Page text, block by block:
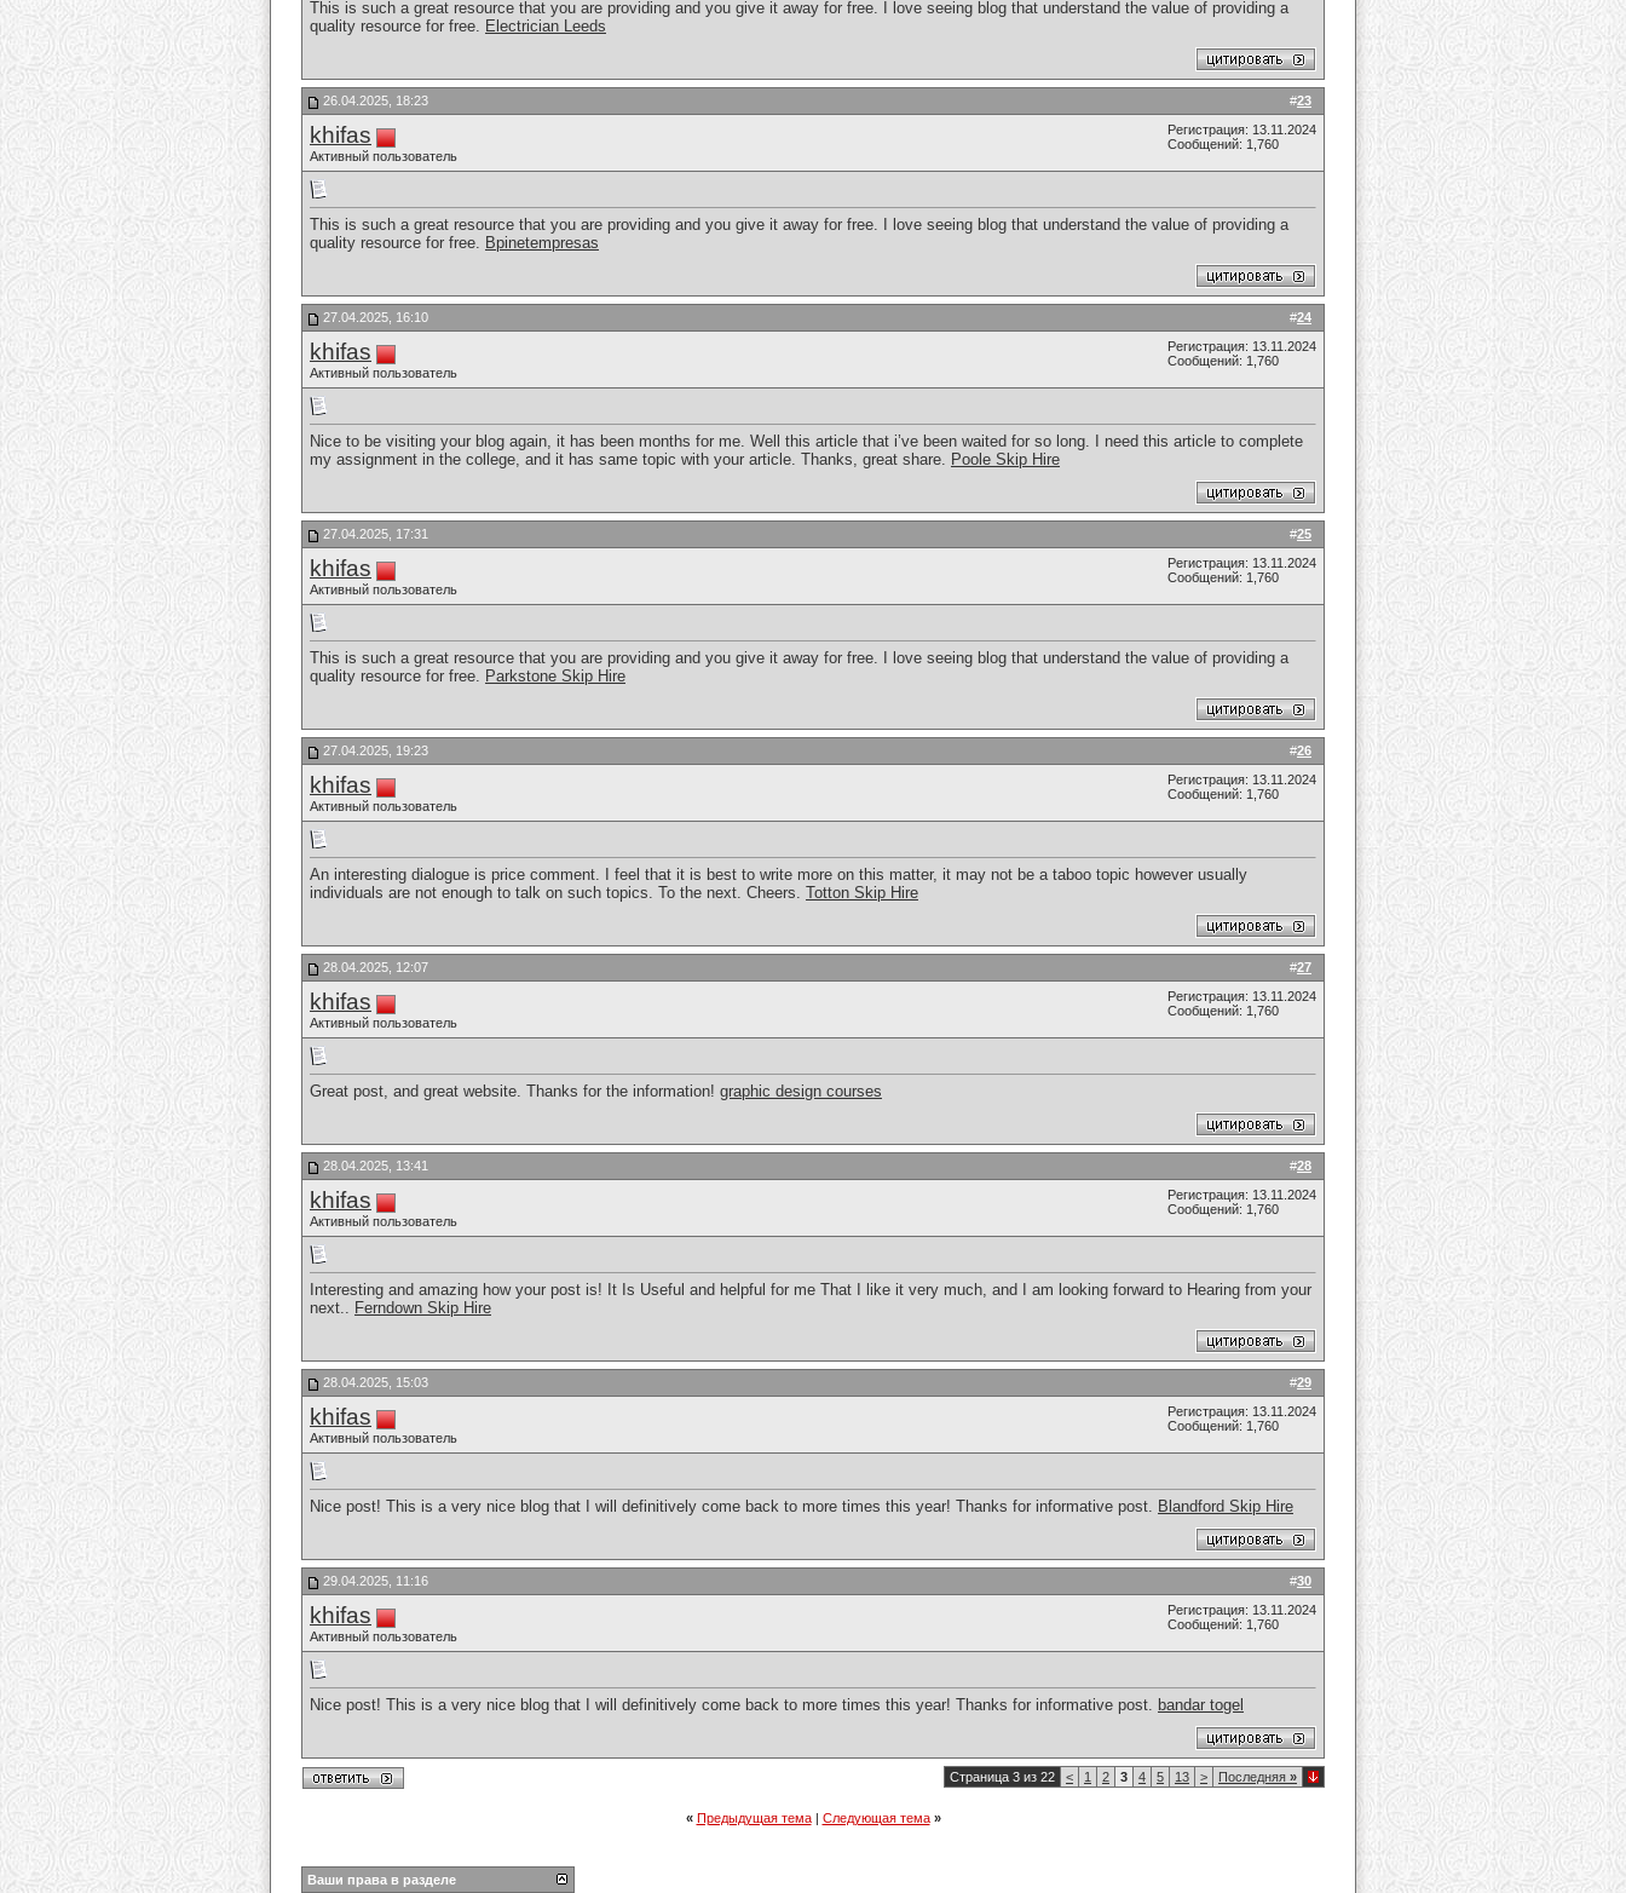
This is such a great resource that you are providing and you give it away for free. I love seeing blog that understand the value of providing a
quality resource for free. Electrician Leeds
#23
26.04.2025, 18:23
khifas
Активный пользователь
Регистрация: 13.11.2024
Сообщений: 1,760
This is such a great resource that you are providing and you give it away for free. I love seeing blog that understand the value of providing a
quality resource for free. Bpinetempresas
#24
27.04.2025, 16:10
khifas
Активный пользователь
Регистрация: 13.11.2024
Сообщений: 1,760
Nice to be visiting your blog again, it has been months for me. Well this article that i’ve been waited for so long. I need this article to complete
my assignment in the college, and it has same topic with your article. Thanks, great share. Poole Skip Hire
#25
27.04.2025, 17:31
khifas
Активный пользователь
Регистрация: 13.11.2024
Сообщений: 1,760
This is such a great resource that you are providing and you give it away for free. I love seeing blog that understand the value of providing a
quality resource for free. Parkstone Skip Hire
#26
27.04.2025, 19:23
khifas
Активный пользователь
Регистрация: 13.11.2024
Сообщений: 1,760
An interesting dialogue is price comment. I feel that it is best to write more on this matter, it may not be a taboo topic however usually
individuals are not enough to talk on such topics. To the next. Cheers. Totton Skip Hire
#27
28.04.2025, 12:07
khifas
Активный пользователь
Регистрация: 13.11.2024
Сообщений: 1,760
Great post, and great website. Thanks for the information! graphic design courses
#28
28.04.2025, 13:41
khifas
Активный пользователь
Регистрация: 13.11.2024
Сообщений: 1,760
Interesting and amazing how your post is! It Is Useful and helpful for me That I like it very much, and I am looking forward to Hearing from your
next.. Ferndown Skip Hire
#29
28.04.2025, 15:03
khifas
Активный пользователь
Регистрация: 13.11.2024
Сообщений: 1,760
Nice post! This is a very nice blog that I will definitively come back to more times this year! Thanks for informative post. Blandford Skip Hire
#30
29.04.2025, 11:16
khifas
Активный пользователь
Регистрация: 13.11.2024
Сообщений: 1,760
Nice post! This is a very nice blog that I will definitively come back to more times this year! Thanks for informative post. bandar togel
Страница 3 из 22 < 1 2 3 4 5 13 > Последняя »
« Предыдущая тема| Следующая тема »
Ваши права в разделе